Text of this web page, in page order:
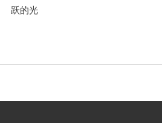
跃的光